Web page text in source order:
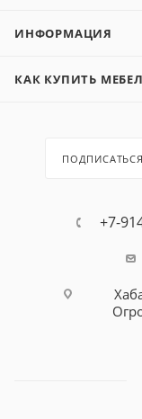
ИНФОРМАЦИЯ
КАК КУПИТЬ
+7-